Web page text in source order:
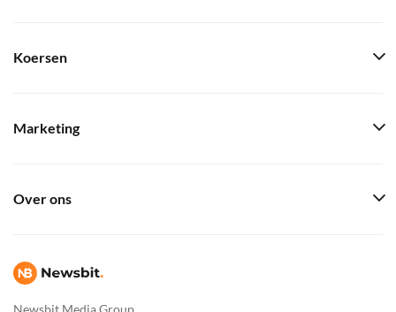
Newsbit Media Group
Koersen
Marketing
Over ons